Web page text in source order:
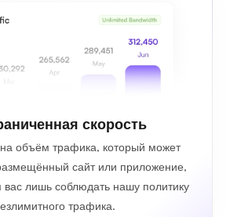
скорость
объём трафика, который может
сайт или приложение,
лишь соблюдать нашу политику
трафика.